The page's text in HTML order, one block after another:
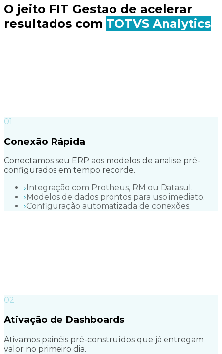
O jeito FIT Gestao de acelerar
resultados com TOTVS Analytics
01
Conexão Rápida
Conectamos seu ERP aos modelos de análise pré-
configurados em tempo recorde.
› Integração com Protheus, RM ou Datasul.
› Modelos de dados prontos para uso imediato.
›Configuração automatizada de conexões.
02
Ativação de Dashboards
Ativamos painéis pré-construídos que já entregam
valor no primeiro dia.